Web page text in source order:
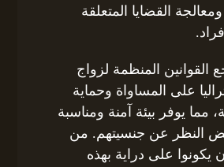
القضايا المتعلقة
القوانين المنظمة لزواج
على المساواة وحماية
مما يوفر بيئة آمنة ومناسبة
النظر عن جنسيتهم. من
يكونوا على دراية بهذه